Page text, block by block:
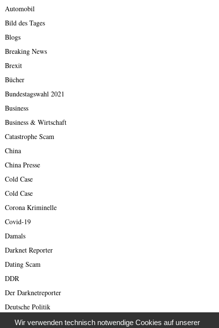
Automobil
Bild des Tages
Blogs
Breaking News
Brexit
Bücher
Bundestagswahl 2021
Business
Business & Wirtschaft
Catastrophe Scam
China
China Presse
Cold Case
Cold Case
Corona Kriminelle
Covid-19
Damals
Darknet Reporter
Dating Scam
DDR
Der Darknetreporter
Deutsche Politik
Deutschland
Wir verwenden technisch notwendige Cookies auf unserer